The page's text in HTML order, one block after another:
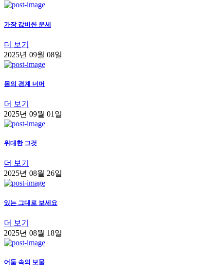
가장 값비싼 운세
더 보기
2025년 09월 08일
몸의 경계 너머
더 보기
2025년 09월 01일
위대한 그것
더 보기
2025년 08월 26일
있는 그대로 보세요
더 보기
2025년 08월 18일
어둠 속의 보물